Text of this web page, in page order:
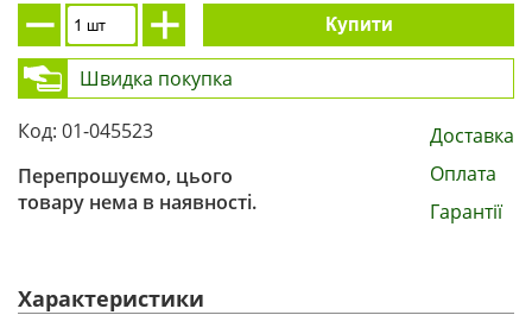
Купити
Швидка покупка
Код: 01-045523
Перепрошуємо, цього
товару нема в наявності.
Доставка
Оплата
Гарантії
Характеристики